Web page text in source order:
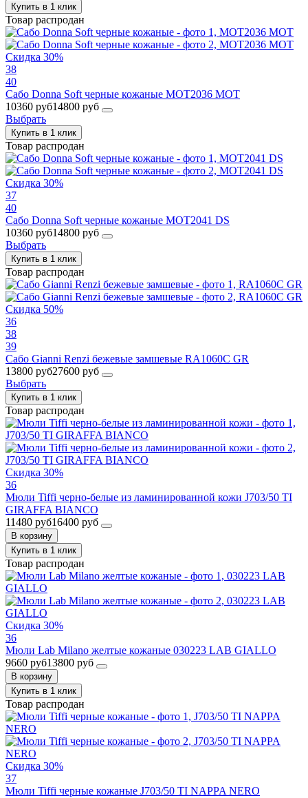
Купить в 1 клик
Товар распродан
Скидка 30%
38
40
Сабо Donna Soft черные кожаные MOT2036 MOT
10360 руб14800 руб
Выбрать
Купить в 1 клик
Товар распродан
Скидка 30%
37
40
Сабо Donna Soft черные кожаные MOT2041 DS
10360 руб14800 руб
Выбрать
Купить в 1 клик
Товар распродан
Скидка 50%
36
38
39
Сабо Gianni Renzi бежевые замшевые RA1060С GR
13800 руб27600 руб
Выбрать
Купить в 1 клик
Товар распродан
Скидка 30%
36
Мюли Tiffi черно-белые из ламинированной кожи J703/50 TI
GIRAFFA BIANCO
11480 руб16400 руб
В корзину
Купить в 1 клик
Товар распродан
Скидка 30%
36
Мюли Lab Milano желтые кожаные 030223 LAB GIALLO
9660 руб13800 руб
В корзину
Купить в 1 клик
Товар распродан
Скидка 30%
37
Мюли Tiffi черные кожаные J703/50 TI NAPPA NERO